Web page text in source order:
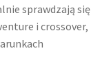
sprawdzają się
i crossover,